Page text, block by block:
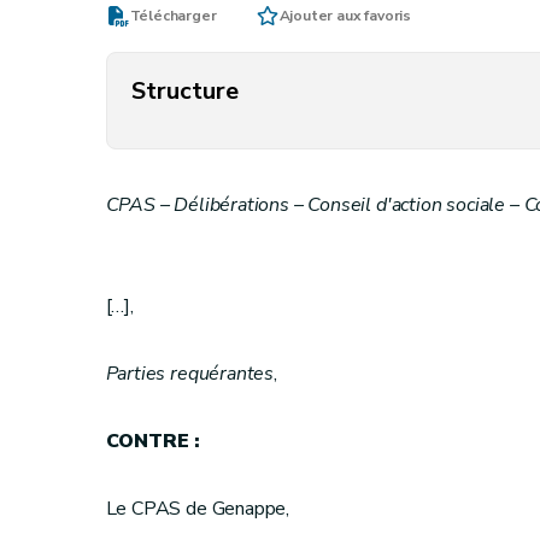
Télécharger Ajouter aux favoris
Structure
CPAS – Délibérations – Conseil d'action sociale –
[…],
Parties requérantes,
CONTRE :
Le CPAS de Genappe,